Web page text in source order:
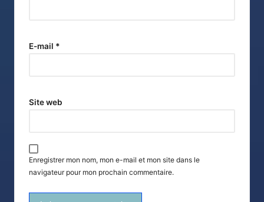
E-mail *
Site web
Enregistrer mon nom, mon e-mail et mon site dans le
navigateur pour mon prochain commentaire.